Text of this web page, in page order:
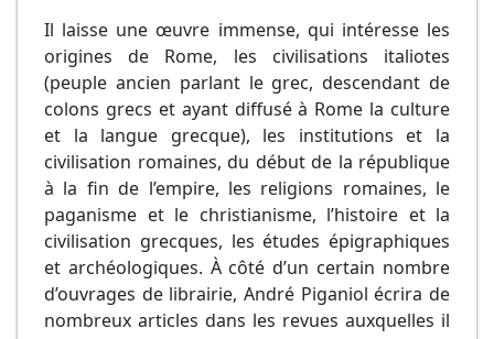
Il laisse une œuvre immense, qui intéresse les
origines de Rome, les civilisations italiotes
(peuple ancien parlant le grec, descendant de
colons grecs et ayant diffusé à Rome la culture
et la langue grecque), les institutions et la
civilisation romaines, du début de la république
à la fin de l’empire, les religions romaines, le
paganisme et le christianisme, l’histoire et la
civilisation grecques, les études épigraphiques
et archéologiques. À côté d’un certain nombre
d’ouvrages de librairie, André Piganiol écrira de
nombreux articles dans les revues auxquelles il